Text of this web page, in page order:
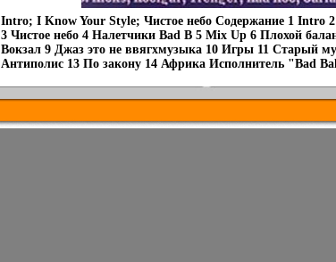
Intro; I Know Your Style; Чистое небо Содержание 1 Intro
3 Чистое небо 4 Налетчики Bad B 5 Mix Up 6 Плохой
Вокзал 9 Джаз это не ввягхмузыка 10 Игры 11 Старый
Антиполис 13 По закону 14 Африка Исполнитель "Bad